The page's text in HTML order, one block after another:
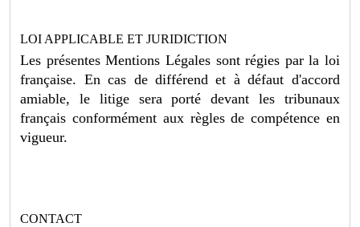
LOI APPLICABLE ET JURIDICTION
Les présentes Mentions Légales sont régies par la loi
française. En cas de différend et à défaut d'accord
amiable, le litige sera porté devant les tribunaux
français conformément aux règles de compétence en
vigueur.
CONTACT